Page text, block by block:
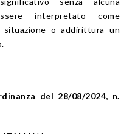
interpretato come
situazione o addirittura un
del 28/08/2024, n.